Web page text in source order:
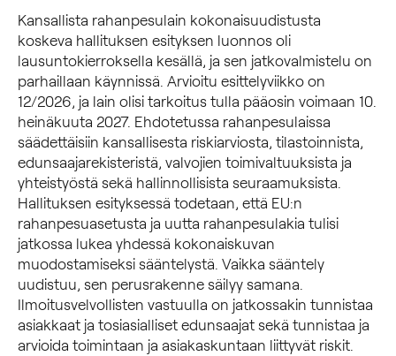
Kansallista rahanpesulain kokonaisuudistusta
koskeva hallituksen esityksen luonnos oli
lausuntokierroksella ​kesällä, ja sen jatkovalmistelu on
parhaillaan käynnissä. Arvioitu esittelyviikko on
12/2026, ja lain olisi tarkoitus tulla pääosin voimaan 10.
heinäkuuta 2027. Ehdotetussa rahanpesulaissa
säädettäisiin kansallisesta riskiarviosta, tilastoinnista,
edunsaajarekisteristä, valvojien toimivaltuuksista ja
yhteistyöstä sekä hallinnollisista seuraamuksista.
Hallituksen esityksessä todetaan, että EU:n
rahanpesuasetusta ja uutta rahanpesulakia tulisi
jatkossa lukea yhdessä kokonaiskuvan
muodostamiseksi sääntelystä. Vaikka sääntely
uudistuu, sen perusrakenne säilyy samana.
Ilmoitusvelvollisten vastuulla on jatkossakin tunnistaa
asiakkaat ja tosiasialliset edunsaajat sekä tunnistaa ja
arvioida toimintaan ja asiakaskuntaan liittyvät riskit.